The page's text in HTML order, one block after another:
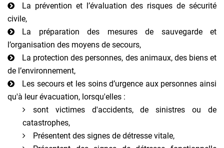
La prévention et l’évaluation des risques de sécurité
civile,
La préparation des mesures de sauvegarde et
l’organisation des moyens de secours,
La protection des personnes, des animaux, des biens et
de l’environnement,
Les secours et les soins d’urgence aux personnes ainsi
qu'à leur évacuation, lorsqu'elles :
sont victimes d'accidents, de sinistres ou de
catastrophes,
Présentent des signes de détresse vitale,